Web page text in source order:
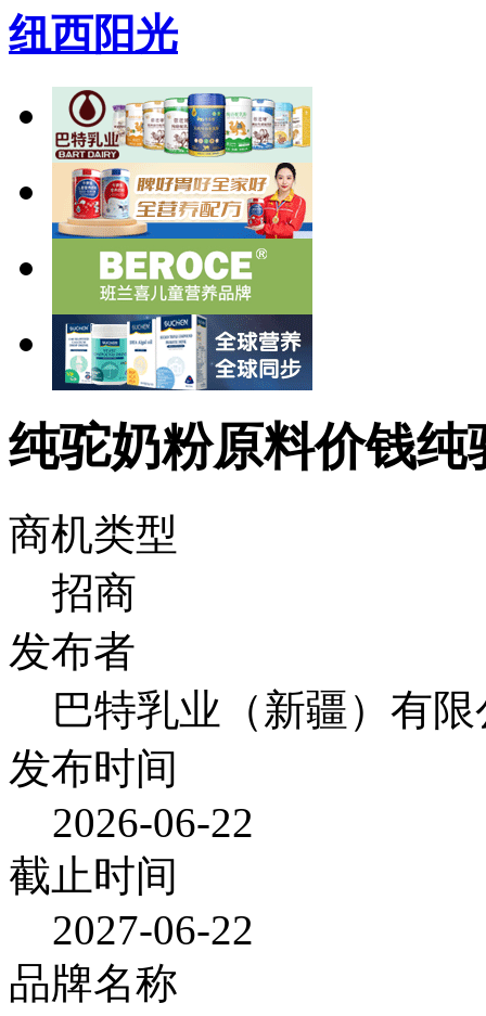
纽西阳光
纯驼奶粉原料价钱纯
商机类型
招商
发布者
巴特乳业（新疆）有
发布时间
2026-06-22
截止时间
2027-06-22
品牌名称